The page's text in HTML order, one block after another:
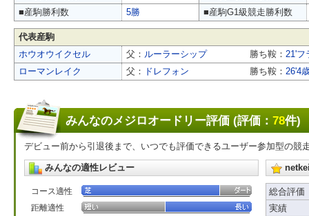
■産駒勝利数
5勝 ■産駒G1級競走勝利数
代表産駒
ホウオウイクセル
父： ルーラーシップ 勝ち鞍： 21'フ
ローマンレイク
父： ドレフォン 勝ち鞍： 26'4
みんなのメジロオードリー評価 (評価： 78件)
デビュー前から引退後まで、いつでも評価できるユーザー参加型の競
みんなの適性レビュー
コース適性
距離適性
総合評価
実績